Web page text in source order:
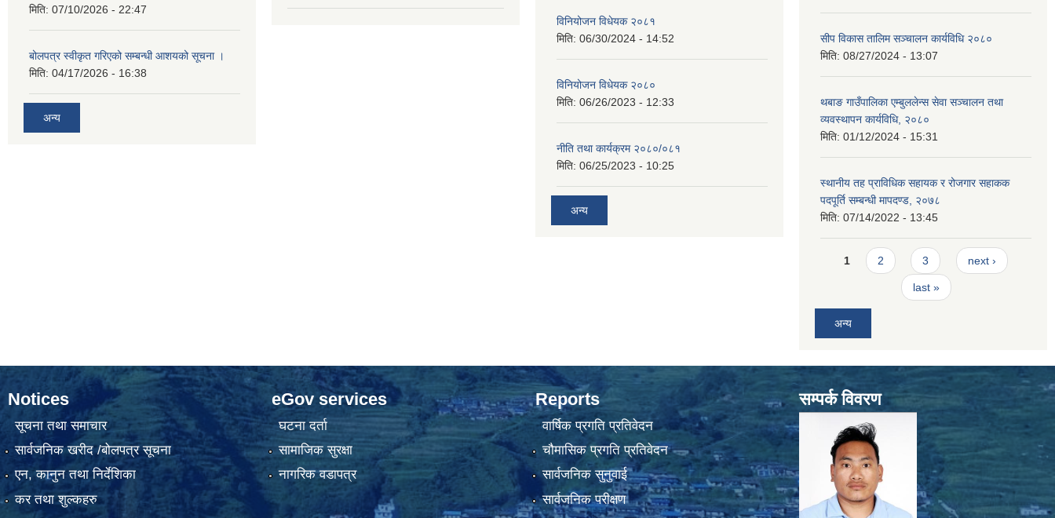
मिति: 07/10/2026 - 22:47
बोलपत्र स्वीकृत गरिएको सम्बन्धी आशयको सूचना ।
मिति: 04/17/2026 - 16:38
अन्य
विनियोजन विधेयक २०८१
मिति: 06/30/2024 - 14:52
विनियोजन विधेयक २०८०
मिति: 06/26/2023 - 12:33
नीति तथा कार्यक्रम २०८०/०८१
मिति: 06/25/2023 - 10:25
अन्य
सीप विकास तालिम सञ्चालन कार्यविधि २०८०
मिति: 08/27/2024 - 13:07
थबाङ गाउँपालिका एम्बुललेन्स सेवा सञ्चालन तथा
व्यवस्थापन कार्यविधि, २०८०
मिति: 01/12/2024 - 15:31
स्थानीय तह प्राविधिक सहायक र रोजगार सहाकक
पदपूर्ति सम्बन्धी मापदण्ड, २०७८
मिति: 07/14/2022 - 13:45
Pages
1 2 3 next ›
last »
अन्य
Notices
सूचना तथा समाचार
सार्वजनिक खरीद /बोलपत्र सूचना
एन, कानुन तथा निर्देशिका
कर तथा शुल्कहरु
eGov services
घटना दर्ता
सामाजिक सुरक्षा
नागरिक वडापत्र
Reports
वार्षिक प्रगति प्रतिवेदन
चौमासिक प्रगति प्रतिवेदन
सार्वजनिक सुनुवाई
सार्वजनिक परीक्षण
सम्पर्क विवरण